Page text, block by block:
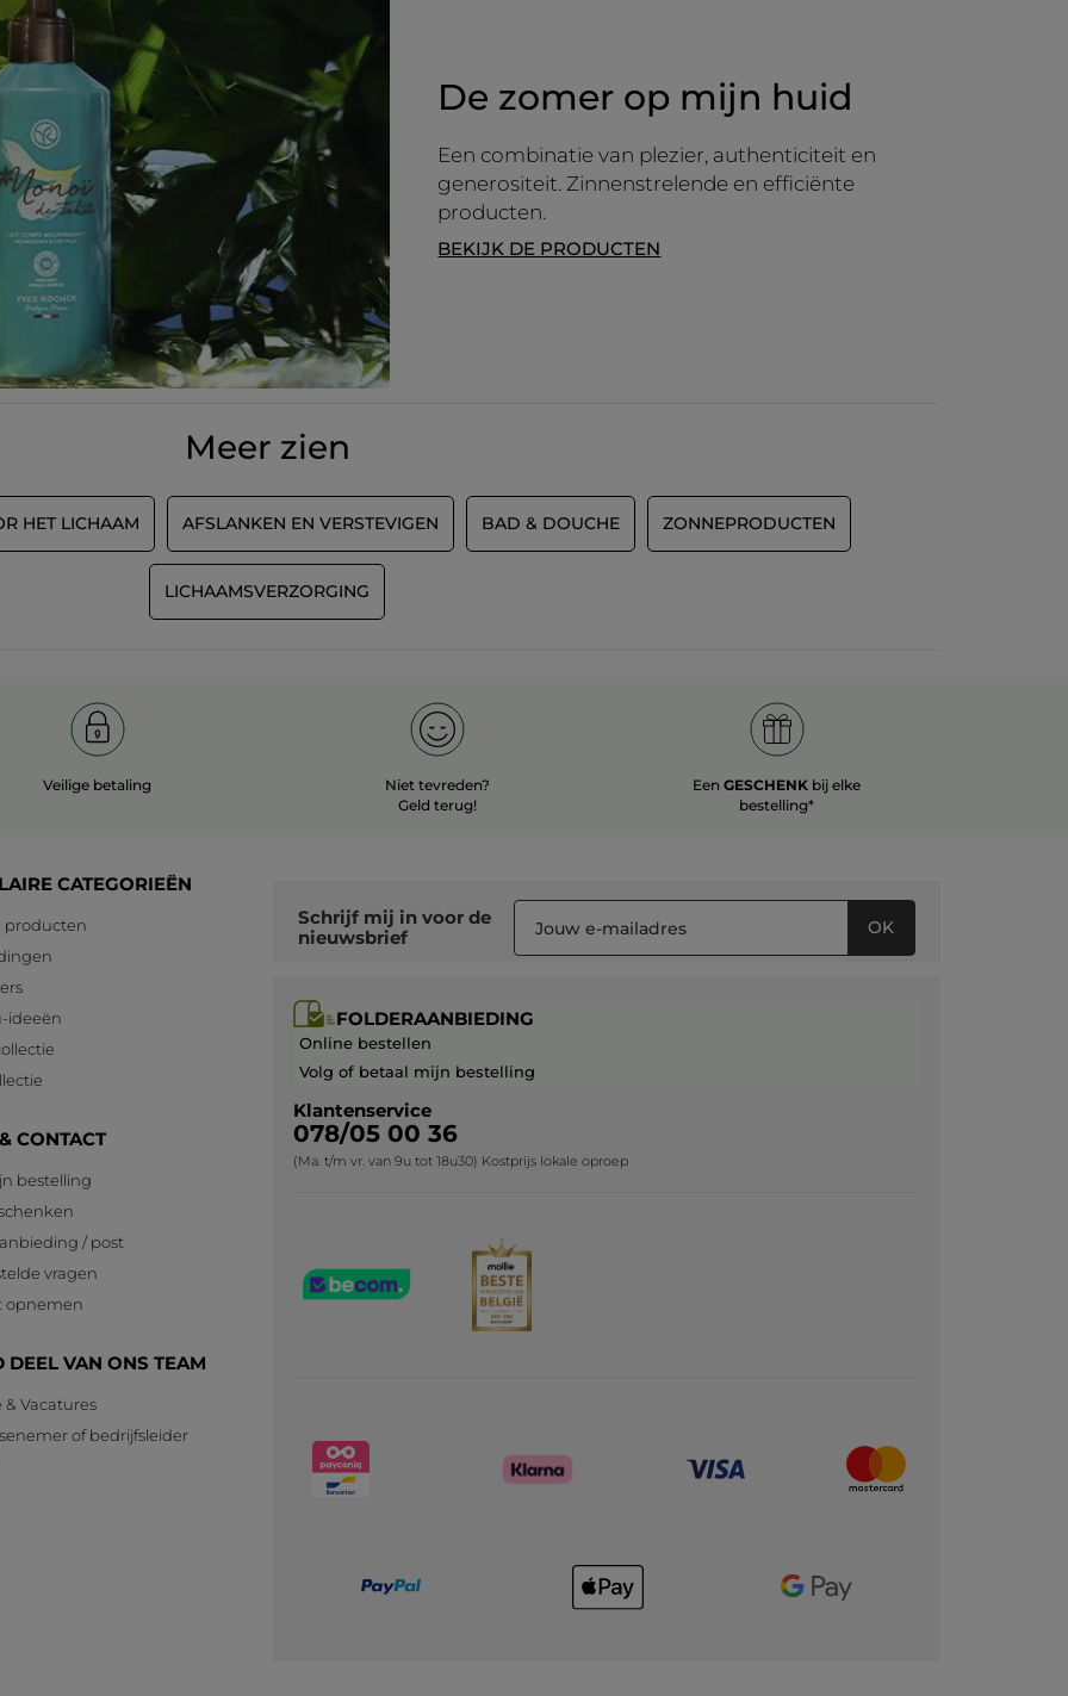
De zomer op mijn huid
Een combinatie van plezier, authenticiteit en
generositeit. Zinnenstrelende en efficiënte
producten.
BEKIJK DE PRODUCTEN
Meer zien
HET LICHAAM AFSLANKEN EN VERSTEVIGEN BAD & DOUCHE ZONNEPRODUCTEN
LICHAAMSVERZORGING
Veilige betaling
Niet tevreden?
Geld terug!
Een GESCHENK bij elke
bestelling*
CATEGORIEËN
producten
ideeën
CONTACT
bestelling
/ post
vragen
opnemen
DEEL VAN ONS TEAM
& Vacatures
of bedrijfsleider
Schrijf mij in voor de
nieuwsbrief
OK
FOLDERAANBIEDING
Online bestellen
Volg of betaal mijn bestelling
Klantenservice
078/05 00 36
(Ma. t/m vr. van 9u tot 18u30) Kostprijs lokale oproep